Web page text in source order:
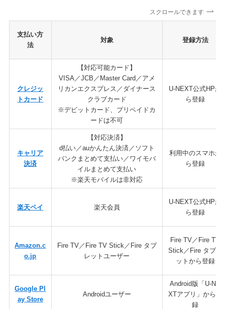
スクロールできます
支払い方
法
対象 登録方法
クレジッ
トカード
【対応可能カード】
VISA／JCB／Master Card／アメ
リカンエクスプレス／ダイナース
クラブカード
※デビットカード、プリペイドカ
ードは不可
U-NEXT公式HPか
ら登録
キャリア
決済
【対応決済】
d払い／auかんたん決済／ソフト
バンクまとめて支払い／ワイモバ
イルまとめて支払い
※楽天モバイルは非対応
利用中のスマホか
ら登録
楽天ペイ 楽天会員
U-NEXT公式HPか
ら登録
Amazon.c
o.jp
Fire TV／Fire TV Stick／Fire タブ
レットユーザー
Fire TV／Fire TV
Stick／Fire タブレ
ットから登録
Google Pl
ay Store
Androidユーザー
Android版「U-NE
XTアプリ」から登
録